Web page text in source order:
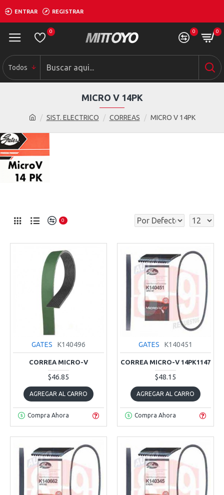
ENTRAR REGISTRAR
0 0 0
Todos
SIST. ELECTRICO CORREAS MICRO V 14PK
MICRO V 14PK
0
GATES K140496
CORREA MICRO-V
$46.85
AGREGAR AL CARRO
Compra Ahora
GATES K140451
CORREA MICRO-V 14PK1147
$48.15
AGREGAR AL CARRO
Compra Ahora